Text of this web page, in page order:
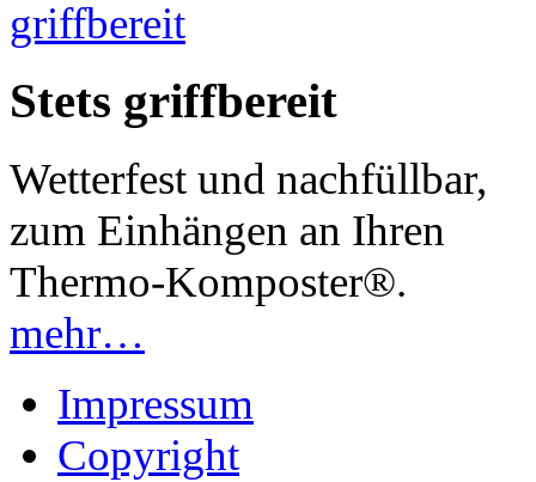
Stets griffbereit
Wetterfest und nachfüllbar,
zum Einhängen an Ihren
Thermo-Komposter®.
mehr…
Impressum
Copyright